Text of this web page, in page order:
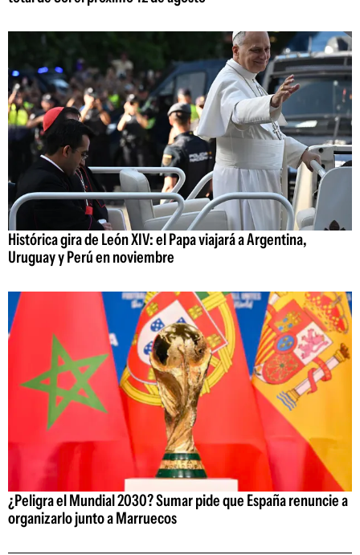
Histórica gira de León XIV: el Papa viajará a Argentina,
Uruguay y Perú en noviembre
¿Peligra el Mundial 2030? Sumar pide que España renuncie a
organizarlo junto a Marruecos